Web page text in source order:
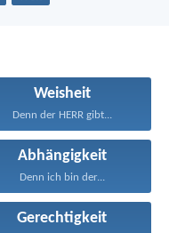
Weisheit
Denn der HERR gibt...
Abhängigkeit
Denn ich bin der...
Gerechtigkeit